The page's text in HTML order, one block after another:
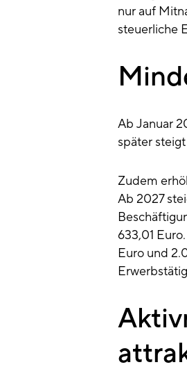
nur auf
steuerliche
Ab Januar
später
Zudem
Ab 2027
633,01
Euro und